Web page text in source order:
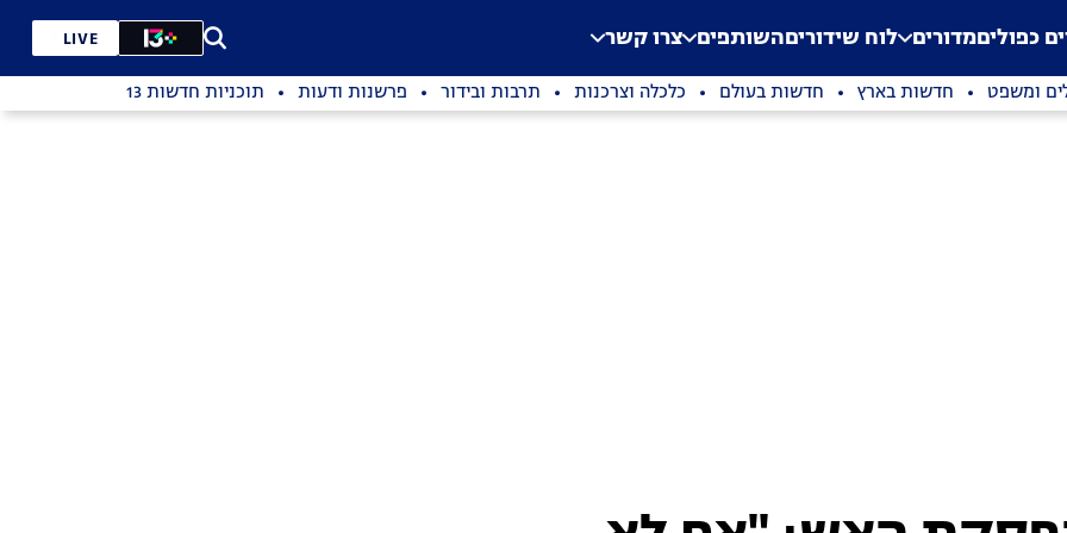
Application error: a
. כפוליםמדורים לוח שידוריםהשותפים צרו קשר LIVE
ומשפט חדשות בארץ חדשות בעולם כלכלה וצרכנות תרבות ובידור פרשנות ודעות תוכניות חדשות 13